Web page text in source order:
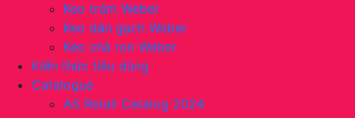
Keo trám Weber
Keo dán gạch Weber
Keo chà ron Weber
Kiến thức tiêu dùng
Catalogue
AS Retail Catalog 2024